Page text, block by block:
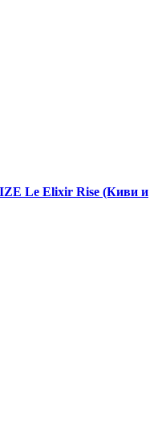
Le Elixir Rise (Киви и